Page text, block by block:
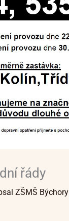
řády
ZŠMŠ Býchory